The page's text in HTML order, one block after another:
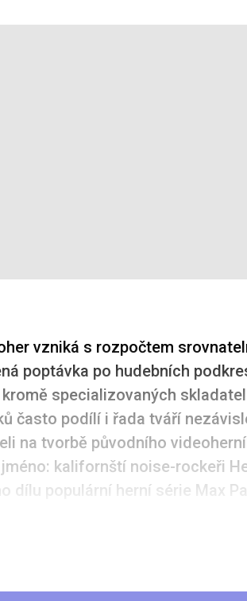
vzniká s rozpočtem
poptávka po hudebních
specializovaných
často podílí i řada tváří
na tvorbě původního
kalifornští noise-rockeři
dílu populární herní série Max